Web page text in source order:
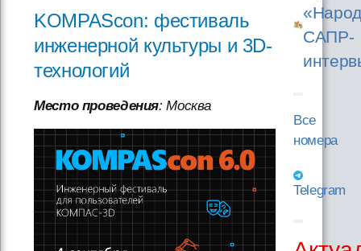
KOMPAScon: фестиваль
инженерной культуры и 3D-
технологий
Место проведения: Москва
САПР-
Все
номера
Telegram